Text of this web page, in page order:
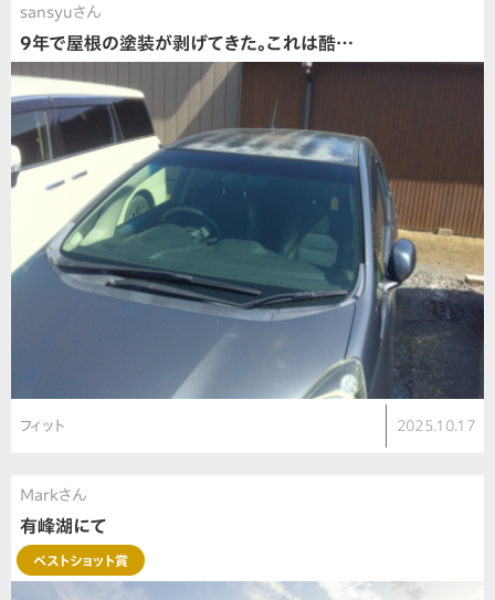
sansyuさん
9年で屋根の塗装が剥げてきた。これは酷…
フィット 2025.10.17
Markさん
有峰湖にて
ベストショット賞